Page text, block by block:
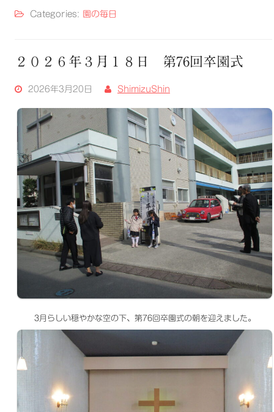
Categories: 園の毎日
２０２６年３月１８日 第76回卒園式
2026年3月20日 ShimizuShin
3月らしい穏やかな空の下、第76回卒園式の朝を迎えました。